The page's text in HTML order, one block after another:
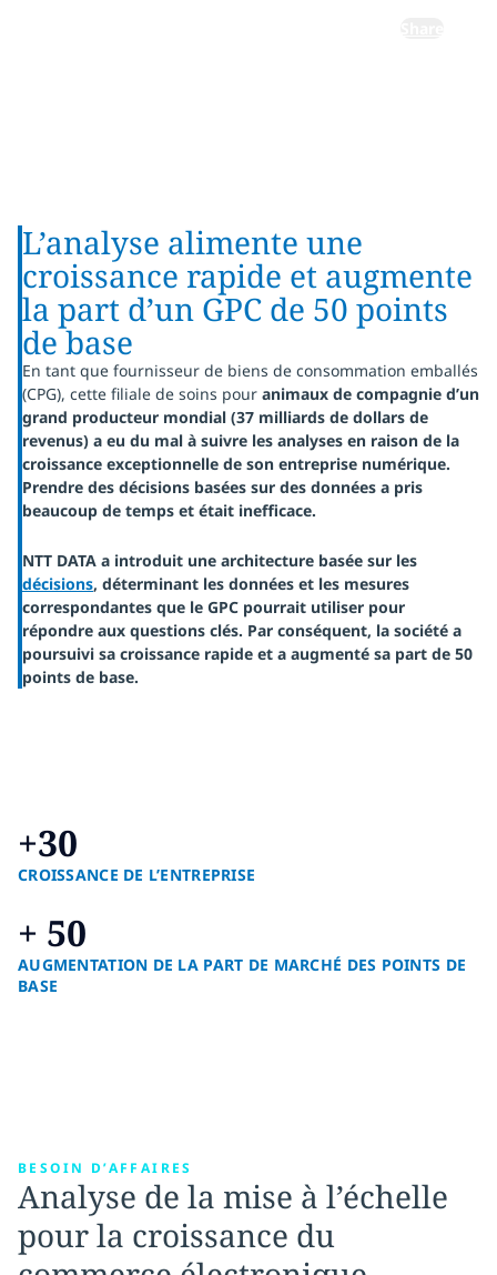
L’analyse alimente une
croissance rapide et augmente
la part d’un GPC de 50 points
de base
En tant que fournisseur de biens de consommation emballés
(CPG), cette filiale de soins pour animaux de compagnie d’un
grand producteur mondial (37 milliards de dollars de
revenus) a eu du mal à suivre les analyses en raison de la
croissance exceptionnelle de son entreprise numérique.
Prendre des décisions basées sur des données a pris
beaucoup de temps et était inefficace.
NTT DATA a introduit une architecture basée sur les
décisions, déterminant les données et les mesures
correspondantes que le GPC pourrait utiliser pour
répondre aux questions clés. Par conséquent, la société a
poursuivi sa croissance rapide et a augmenté sa part de 50
points de base.
+30
CROISSANCE DE L’ENTREPRISE
+ 50
AUGMENTATION DE LA PART DE MARCHÉ DES POINTS DE
BASE
BESOIN D’AFFAIRES
Analyse de la mise à l’échelle
pour la croissance du